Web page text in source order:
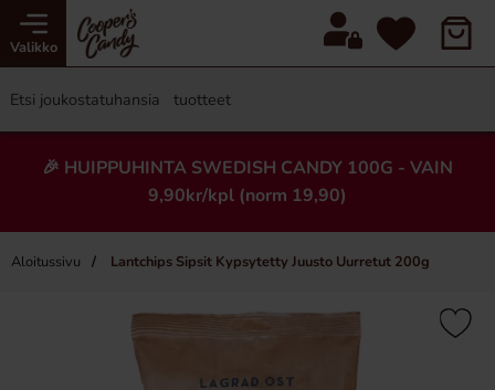
Valikko
🎉 HUIPPUHINTA SWEDISH CANDY 100G - VAIN
9,90kr/kpl (norm 19,90)
Aloitussivu Lantchips Sipsit Kypsytetty Juusto Uurretut 200g
×